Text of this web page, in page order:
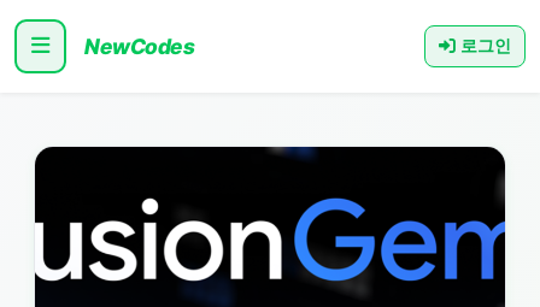
NewCodes 로그인